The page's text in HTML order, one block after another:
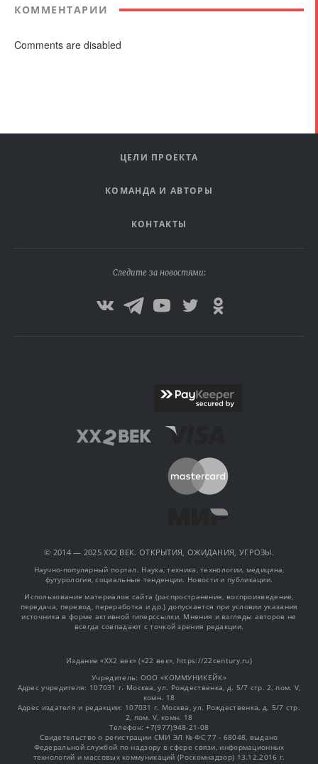
КОММЕНТАРИИ
Comments are disabled
ЦЕЛИ ПРОЕКТА
КОМАНДА И АВТОРЫ
КОНТАКТЫ
Следите за новостями:
© 2014 — 2025 XX2 ВЕК. ОТКРЫТИЯ, ОЖИДАНИЯ, УГРОЗЫ.
Научно-популярный портал. Наука, техника, технологии, медицина,
футурология, социальные тенденции. Новости и публикации.
Использование материалов сайта (распространение, воспроизведение,
передача, перевод, переработка и др.) допускается при условии указания
источника в форме активной гиперссылки. Мнения и взгляды авторов не
всегда совпадают с точкой зрения редакции.
Издание «XX2 век» («22 век», https://22century.ru)
Учредитель: OOO «КОММУНИКЕЙК»
Адрес учредителя: 107031 г. Москва, ул. Рождественка, д. 5/7 стр. 2, пом. V,
комн. 18
Адрес издателя и редакции: 107031 г. Москва, ул. Рождественка, д. 5/7 стр.
2, пом. V, комн. 18
Телефон: +7(977)948-21-08
Свидетельство о регистрации СМИ ЭЛ № ФС 77 - 68048, выдано
Федеральной службой по надзору в сфере связи, информационных
технологий и массовых коммуникаций (Роскомнадзор) 13.12.2016 г.